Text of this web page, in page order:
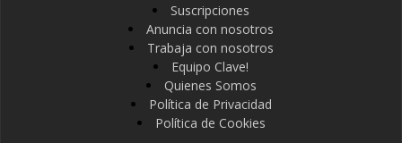
Suscripciones
Anuncia con nosotros
Trabaja con nosotros
Equipo Clave!
Quienes Somos
Política de Privacidad
Política de Cookies